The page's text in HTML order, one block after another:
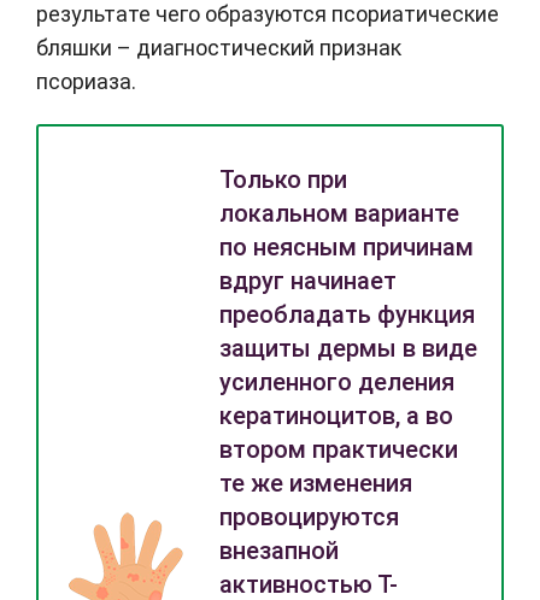
результате чего образуются псориатические
бляшки – диагностический признак
псориаза.
Только при
локальном варианте
по неясным причинам
вдруг начинает
преобладать функция
защиты дермы в виде
усиленного деления
кератиноцитов, а во
втором практически
те же изменения
провоцируются
внезапной
активностью Т-